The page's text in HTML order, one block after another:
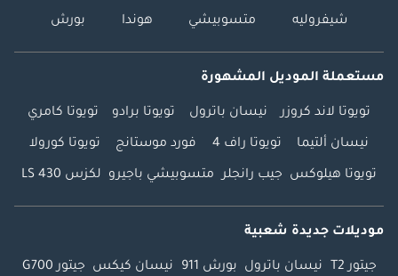
شيفروليه متسوبيشي هوندا بورش
مستعملة الموديل المشهورة
تويوتا لاند كروزر نيسان باترول تويوتا برادو تويوتا كامري
نيسان ألتيما تويوتا راف 4 فورد موستانج تويوتا كورولا
تويوتا هيلوكس جيب رانجلر متسوبيشي باجيرو لكزس LS 430
موديلات جديدة شعبية
جيتور T2 نيسان باترول بورش 911 نيسان كيكس جيتور G700